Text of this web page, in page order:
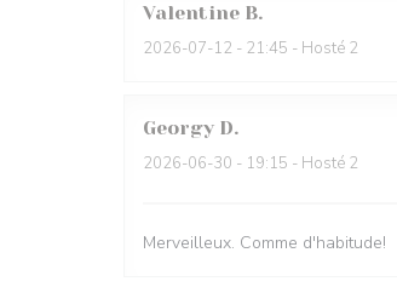
Valentine B
2026-07-12 - 21:45 - Hosté 2
Georgy D
2026-06-30 - 19:15 - Hosté 2
Merveilleux. Comme d'habitude!